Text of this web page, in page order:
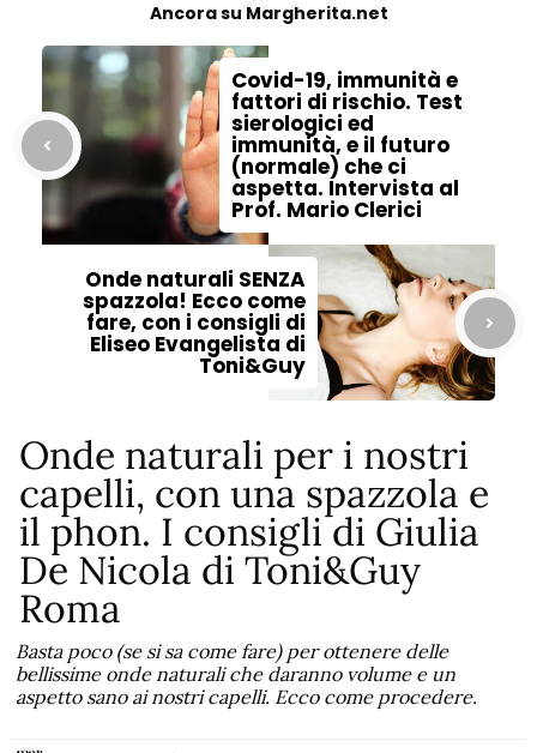
Ancora su Margherita.net
Covid-19, immunità e
fattori di rischio. Test
sierologici ed
immunità, e il futuro
(normale) che ci
aspetta. Intervista al
Prof. Mario Clerici
Onde naturali SENZA
spazzola! Ecco come
fare, con i consigli di
Eliseo Evangelista di
Toni&Guy
Onde naturali per i nostri
capelli, con una spazzola e
il phon. I consigli di Giulia
De Nicola di Toni&Guy
Roma
Basta poco (se si sa come fare) per ottenere delle
bellissime onde naturali che daranno volume e un
aspetto sano ai nostri capelli. Ecco come procedere.